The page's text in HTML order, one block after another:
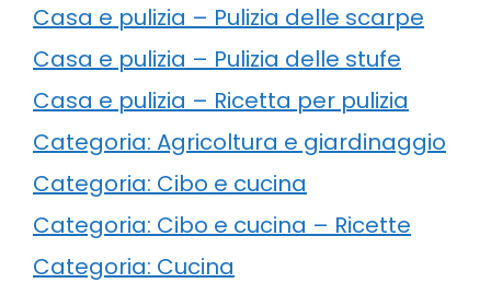
Casa e pulizia – Pulizia delle scarpe
Casa e pulizia – Pulizia delle stufe
Casa e pulizia – Ricetta per pulizia
Categoria: Agricoltura e giardinaggio
Categoria: Cibo e cucina
Categoria: Cibo e cucina – Ricette
Categoria: Cucina